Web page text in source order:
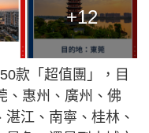
+12
款「超值團」，目
、惠州、廣州、佛
江、南寧、桂林、